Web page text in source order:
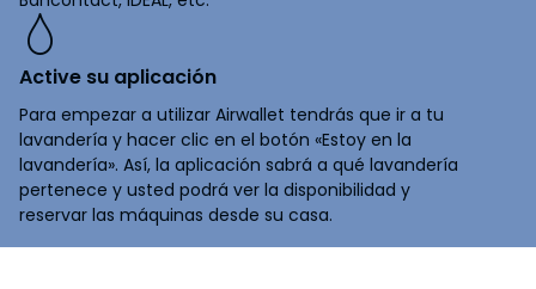
Active su aplicación
Para empezar a utilizar Airwallet tendrás que ir a tu
lavandería y hacer clic en el botón «Estoy en la
lavandería». Así, la aplicación sabrá a qué lavandería
pertenece y usted podrá ver la disponibilidad y
reservar las máquinas desde su casa.